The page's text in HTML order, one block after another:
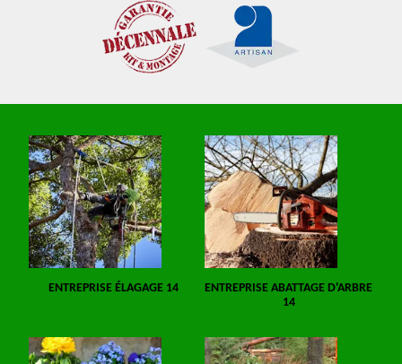
ENTREPRISE ÉLAGAGE 14
ENTREPRISE ABATTAGE D'ARBRE
14